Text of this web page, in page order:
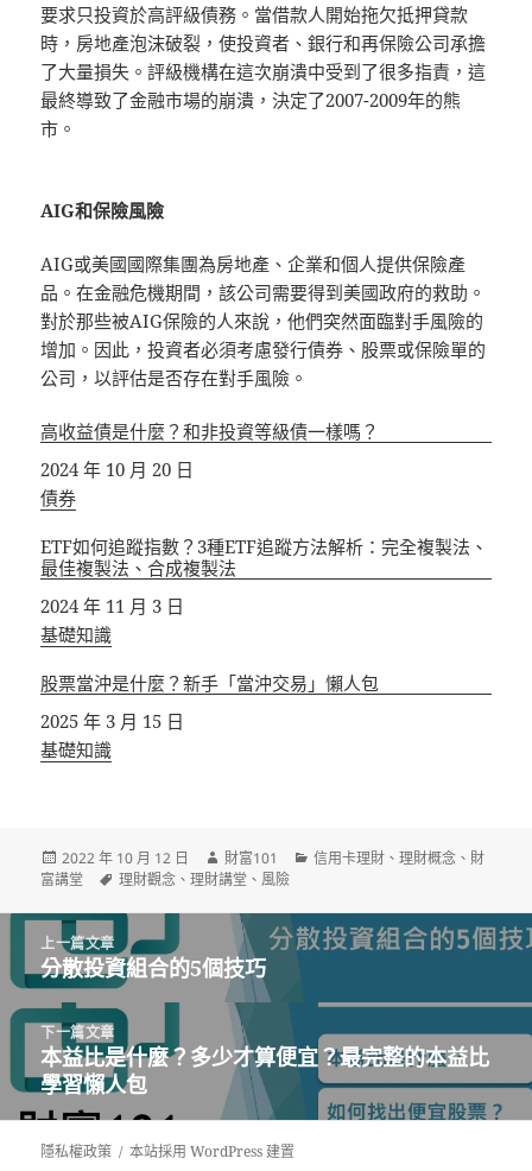
要求只投資於高評級債務。當借款人開始拖欠抵押貸款
時，房地產泡沫破裂，使投資者、銀行和再保險公司承擔
了大量損失。評級機構在這次崩潰中受到了很多指責，這
最終導致了金融市場的崩潰，決定了2007-2009年的熊
市。
AIG和保險風險
AIG或美國國際集團為房地產、企業和個人提供保險產
品。在金融危機期間，該公司需要得到美國政府的救助。
對於那些被AIG保險的人來說，他們突然面臨對手風險的
增加。因此，投資者必須考慮發行債券、股票或保險單的
公司，以評估是否存在對手風險。
高收益債是什麼？和非投資等級債一樣嗎？
日期
2024 年 10 月 20 日
關於
債券
ETF如何追蹤指數？3種ETF追蹤方法解析：完全複製法、
最佳複製法、合成複製法
日期
2024 年 11 月 3 日
關於
基礎知識
股票當沖是什麼？新手「當沖交易」懶人包
日期
2025 年 3 月 15 日
關於
基礎知識
發
佈
期:
2022 年 10 月 12 日
作
者
財富101
分
信用卡理財 、理財概念 、財
富講堂
標
理財觀念 、理財講堂 、風險
導
覽
上一篇文章
上
一
篇
文
章:
分散投資組合的5個技巧
下一篇文章
下
一
篇
文
本益比是什麼？多少才算便宜？最完整的本益比
學習懶人包
隱私權政策 本站採用 WordPress 建置